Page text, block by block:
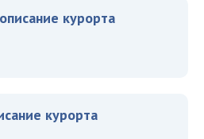
курорта
курорта